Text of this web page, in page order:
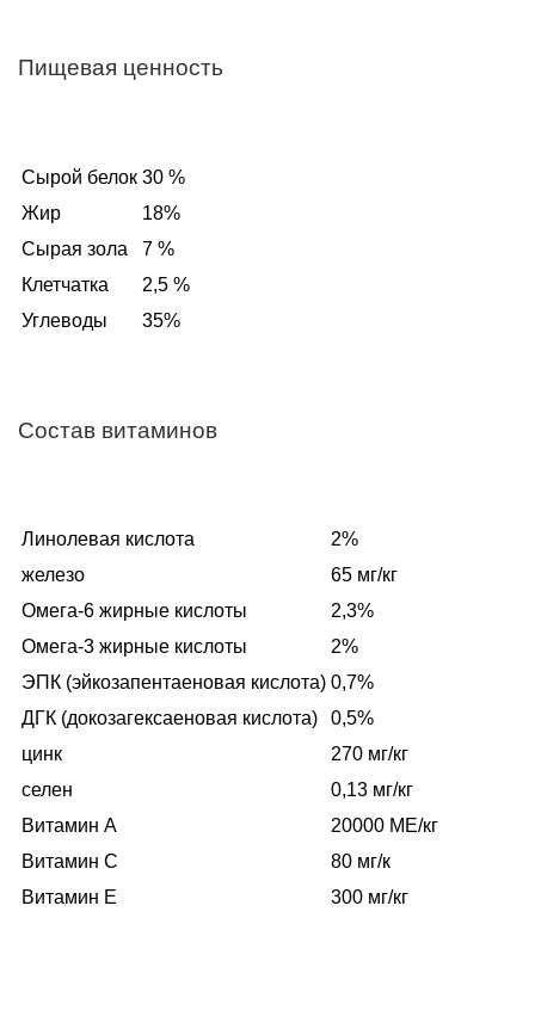
Пищевая ценность
Сырой белок 30 %
Жир
18%
Сырая зола
7 %
Клетчатка
2,5 %
Углеводы
35%
Состав витаминов
Линолевая кислота
2%
железо
65 мг/кг
Омега-6 жирные кислоты
2,3%
Омега-3 жирные кислоты
2%
ЭПК (эйкозапентаеновая кислота) 0,7%
ДГК (докозагексаеновая кислота)
0,5%
цинк
270 мг/кг
селен
0,13 мг/кг
Витамин А
20000 МЕ/кг
Витамин С
80 мг/к
Витамин Е
300 мг/кг